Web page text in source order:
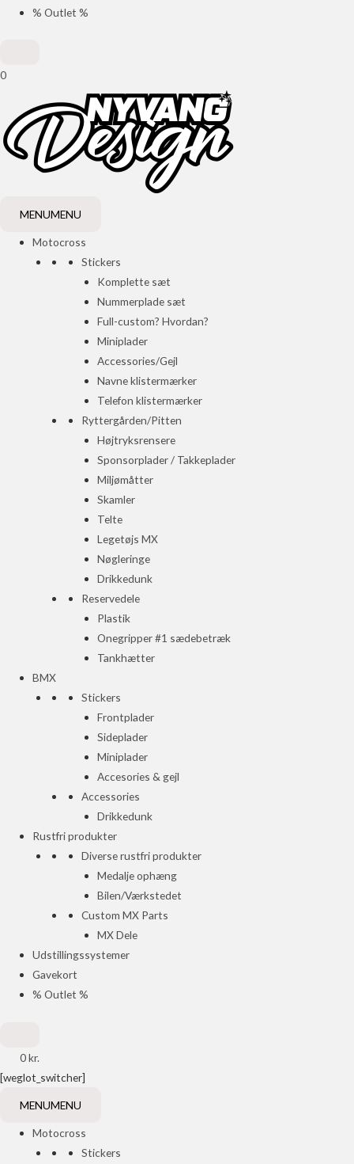
% Outlet %
0
MENUMENU
Motocross
Stickers
Komplette sæt
Nummerplade sæt
Full-custom? Hvordan?
Miniplader
Accessories/Gejl
Navne klistermærker
Telefon klistermærker
Ryttergården/Pitten
Højtryksrensere
Sponsorplader / Takkeplader
Miljømåtter
Skamler
Telte
Legetøjs MX
Nøgleringe
Drikkedunk
Reservedele
Plastik
Onegripper #1 sædebetræk
Tankhætter
BMX
Stickers
Frontplader
Sideplader
Miniplader
Accesories & gejl
Accessories
Drikkedunk
Rustfri produkter
Diverse rustfri produkter
Medalje ophæng
Bilen/Værkstedet
Custom MX Parts
MX Dele
Udstillingssystemer
Gavekort
% Outlet %
0kr.
[weglot_switcher]
MENUMENU
Motocross
Stickers